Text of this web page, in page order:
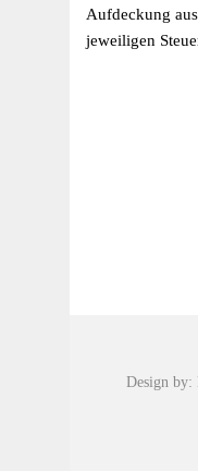
Aufdeckung
jeweiligen
Design